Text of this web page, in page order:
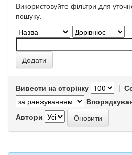
Використовуйте фільтри для
пошуку.
Вивести на сторінку |
Автори